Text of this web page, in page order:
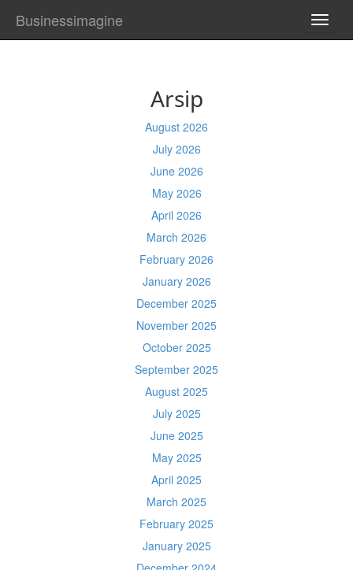
Businessimagine
Arsip
August 2026
July 2026
June 2026
May 2026
April 2026
March 2026
February 2026
January 2026
December 2025
November 2025
October 2025
September 2025
August 2025
July 2025
June 2025
May 2025
April 2025
March 2025
February 2025
January 2025